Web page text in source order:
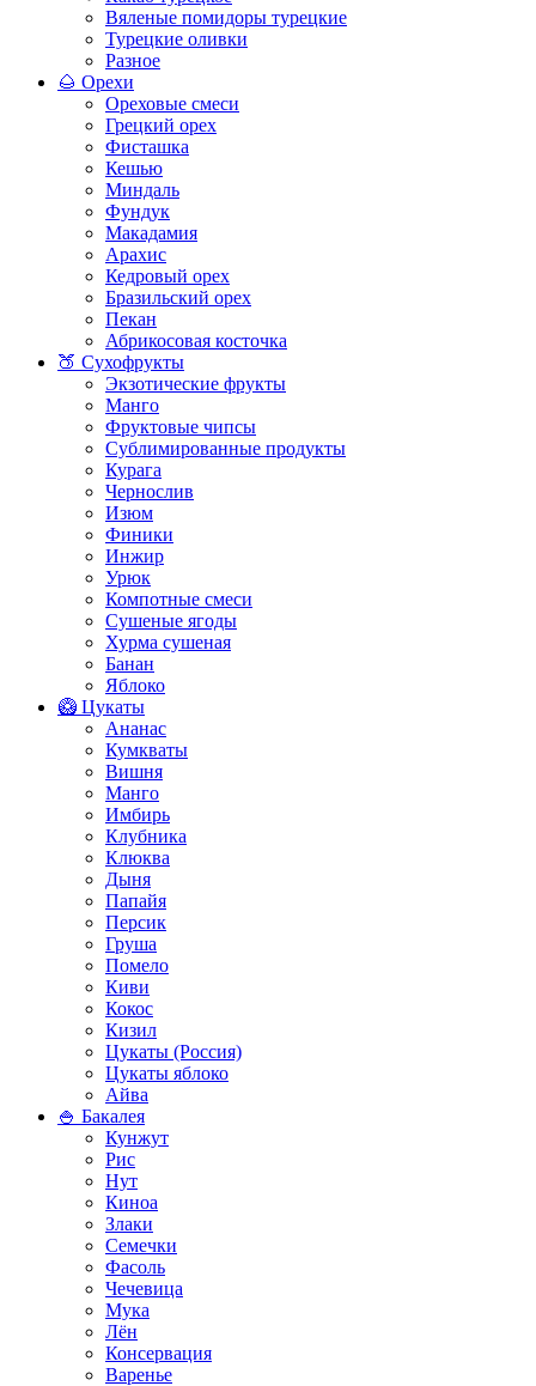
Вяленые помидоры турецкие
Турецкие оливки
Разное
🌰 Орехи
Ореховые смеси
Грецкий орех
Фисташка
Кешью
Миндаль
Фундук
Макадамия
Арахис
Кедровый орех
Бразильский орех
Пекан
Абрикосовая косточка
🍑 Сухофрукты
Экзотические фрукты
Манго
Фруктовые чипсы
Сублимированные продукты
Курага
Чернослив
Изюм
Финики
Инжир
Урюк
Компотные смеси
Сушеные ягоды
Хурма сушеная
Банан
Яблоко
🥝 Цукаты
Ананас
Кумкваты
Вишня
Манго
Имбирь
Клубника
Клюква
Дыня
Папайя
Персик
Груша
Помело
Киви
Кокос
Кизил
Цукаты (Россия)
Цукаты яблоко
Айва
🍚 Бакалея
Кунжут
Рис
Нут
Киноа
Злаки
Семечки
Фасоль
Чечевица
Мука
Лён
Консервация
Варенье